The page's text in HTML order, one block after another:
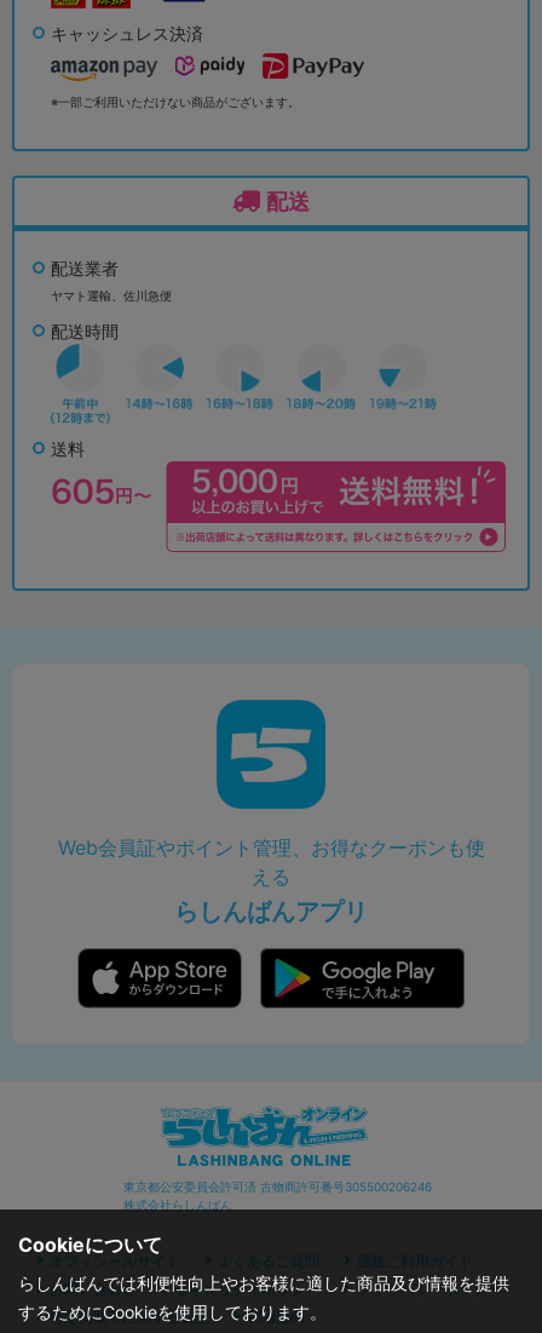
キャッシュレス決済
※一部ご利用いただけない商品がございます。
配送
配送業者
ヤマト運輸、佐川急便
配送時間
送料
Web会員証やポイント管理、お得なクーポンも使
える
らしんばんアプリ
東京都公安委員会許可済 古物商許可番号305500206246
株式会社らしんばん
オフィシャルサイト よくあるご質問
通販ご利用ガイド
お問い合わせ
セキュリティポリシー
プライバシーポリシー
特定商取引に関する表記
利用規約
Cookieについて
らしんばんでは利便性向上やお客様に適した商品及び情報を提供
するためにCookieを使用しております。